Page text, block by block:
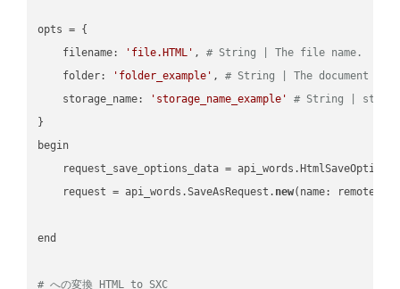
opts = {
    filename:
'file.HTML' , # String | The file name.
    folder:
'folder_example' , # String | The document
    storage_name:
'storage_name_example'
# String |
}
begin
request_save_options_data =
    request = api_words.SaveAsRequest.
new(name:
end
# への変換 HTML to SXC